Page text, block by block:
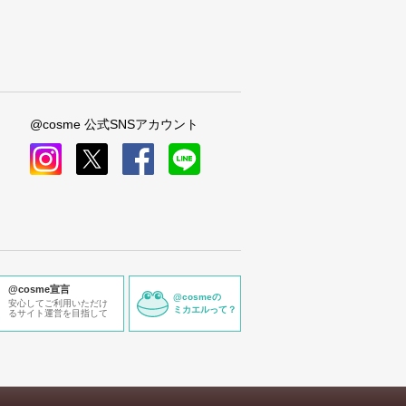
@cosme 公式SNSアカウント
@cosme宣言
安心してご利用いただけ
るサイト運営を目指して
@cosmeの
ミカエルって？